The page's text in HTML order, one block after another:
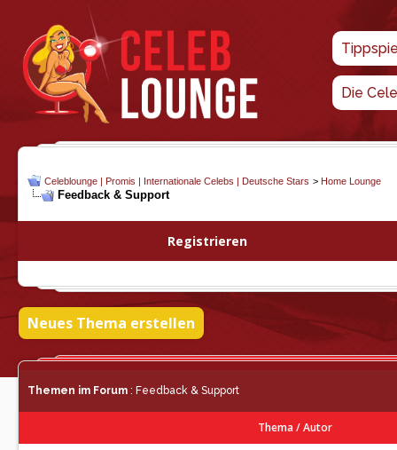
Die
Celeblounge | Promis | Internationale Celebs | Deutsche Stars > Home Lounge
Feedback & Support
Registrieren
Neues Thema erstellen
Themen im Forum : Feedback & Support
Thema/Autor